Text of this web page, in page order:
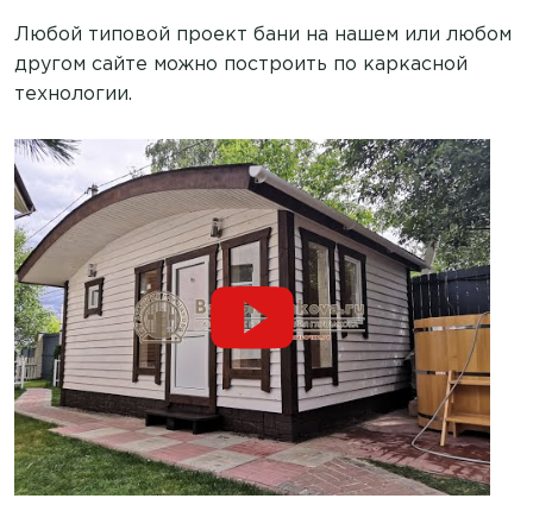
Любой типовой проект бани на нашем или любом
другом сайте можно построить по каркасной
технологии.